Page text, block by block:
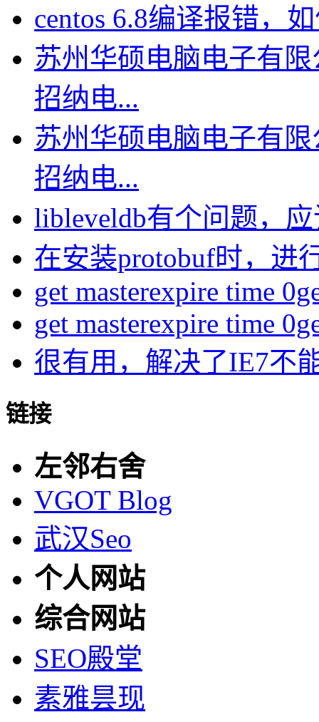
centos 6.8编译报错，
苏州华硕电脑电子有
招纳电...
苏州华硕电脑电子有
招纳电...
libleveldb有个问题，
在安装protobuf时，进
get masterexpire time
get masterexpire time
很有用，解决了IE7不
链接
左邻右舍
VGOT Blog
武汉Seo
个人网站
综合网站
SEO殿堂
素雅昙现